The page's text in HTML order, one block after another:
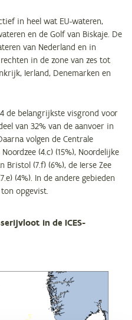
in heel wat EU-wateren,
en de Golf van Biskaje. De
van Nederland en in
in de zone van zes tot
Ierland, Denemarken en
de belangrijkste visgrond voor
van 32% van de aanvoer in
volgen de Centrale
(4.c) (15%), Noordelijke
Bristol (7.f) (6%), de Ierse Zee
(4%). In de andere gebieden
opgevist.
in de ICES-